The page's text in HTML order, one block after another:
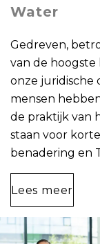
Water
Gedreven,
van de
onze juridische
mensen
de praktijk van
staan voor
benadering en
Lees meer